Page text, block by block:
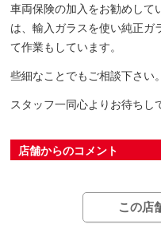
車両保険の加入をお勧めして
は、輸入ガラスを使い純正ガ
て作業もしています。
些細なことでもご相談下さい。
スタッフ一同心よりお待ちし
店舗からのコメント
この店